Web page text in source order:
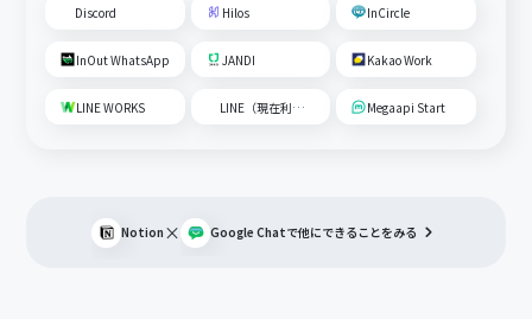
Discord Hilos InCircle
InOut WhatsApp JANDI Kakao Work
LINE WORKS LINE（現在利用不可） Megaapi Start
Notion × Google Chatで他にできることをみる